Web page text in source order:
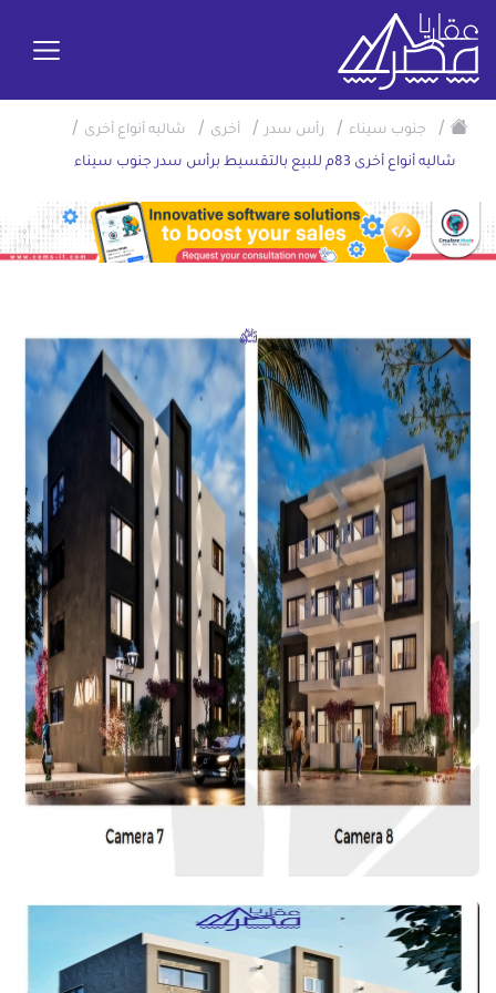
/ جنوب سيناء / رأس سدر / أخرى / شاليه أنواع أخرى /
شاليه أنواع أخرى 83م للبيع بالتقسيط برأس سدر جنوب سيناء